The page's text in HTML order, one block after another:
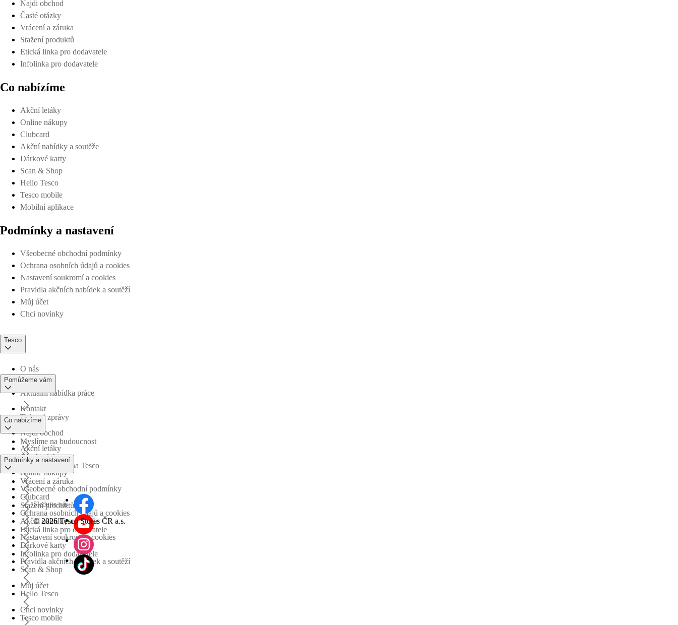
Najdi obchod
Časté otázky
Vrácení a záruka
Stažení produktů
Etická linka pro dodavatele
Infolinka pro dodavatele
Co nabízíme
Akční letáky
Online nákupy
Clubcard
Akční nabídky a soutěže
Dárkové karty
Scan & Shop
Hello Tesco
Tesco mobile
Mobilní aplikace
Podmínky a nastavení
Všeobecné obchodní podmínky
Ochrana osobních údajů a cookies
Nastavení soukromí a cookies
Pravidla akčních nabídek a soutěží
Můj účet
Chci novinky
Tesco
O nás
Aktuální nabídka práce
Tiskové zprávy
Myslíme na budoucnost
Obchodní skupina Tesco
Pomůžeme vám
Kontakt
Najdi obchod
Časté otázky
Vrácení a záruka
Stažení produktů
Etická linka pro dodavatele
Infolinka pro dodavatele
Co nabízíme
Akční letáky
Online nákupy
Clubcard
Akční nabídky a soutěže
Dárkové karty
Scan & Shop
Hello Tesco
Tesco mobile
Podmínky a nastavení
Všeobecné obchodní podmínky
Ochrana osobních údajů a cookies
Nastavení soukromí a cookies
Pravidla akčních nabídek a soutěží
Můj účet
Chci novinky
Sledujte nás
© 2026 Tesco Stores ČR a.s.